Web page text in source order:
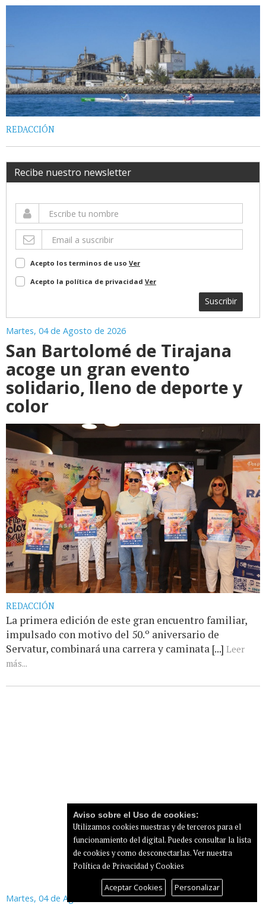
REDACCIÓN
Recibe nuestro newsletter
Acepto los terminos de uso Ver
Acepto la política de privacidad Ver
Suscribir
Martes, 04 de Agosto de 2026
San Bartolomé de Tirajana
acoge un gran evento
solidario, lleno de deporte y
color
REDACCIÓN
La primera edición de este gran encuentro familiar,
impulsado con motivo del 50.º aniversario de
Servatur, combinará una carrera y caminata [...] Leer
más...
Martes, 04 de Agosto de 2026
Aviso sobre el Uso de cookies:
Utilizamos cookies nuestras y de terceros para el
funcionamiento del digital. Puedes consultar la lista
de cookies y como desconectarlas.Ver nuestra
Política de Privacidad y Cookies
Aceptar Cookies Personalizar